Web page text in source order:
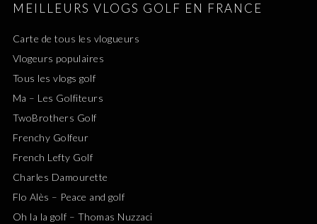
MEILLEURS VLOGS GOLF EN FRANCE
Carte de tous les vlogueurs
Vlogeurs populaires
Tous les vlogs golf
Ma – Les Golfiteurs
TwoBrothers Golf
Frenchy Golfeur
French Lefty Golf
Charles Damourette
Flo Alès – Peace and golf
Oh la la golf – Thomas Nuzzaci